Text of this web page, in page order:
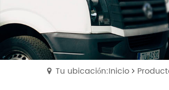
Tu ubicación:Inicio